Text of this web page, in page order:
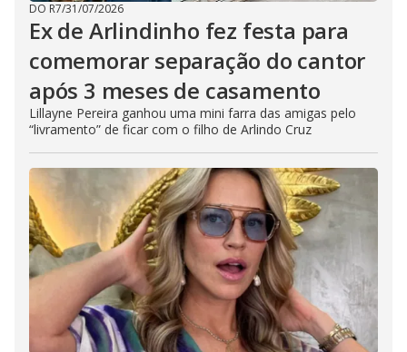
DO R7/31/07/2026
Ex de Arlindinho fez festa para
comemorar separação do cantor
após 3 meses de casamento
Lillayne Pereira ganhou uma mini farra das amigas pelo
“livramento” de ficar com o filho de Arlindo Cruz